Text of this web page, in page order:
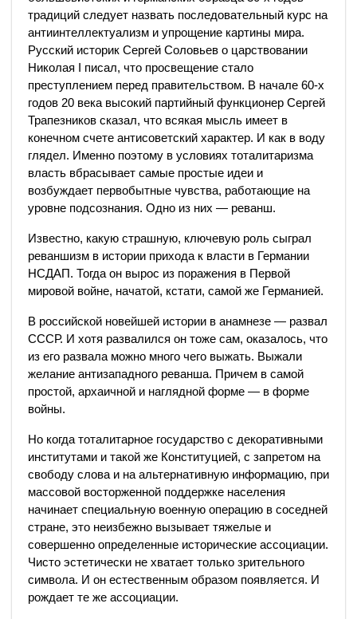
традиций следует назвать последовательный курс на
антиинтеллектуализм и упрощение картины мира.
Русский историк Сергей Соловьев о царствовании
Николая I писал, что просвещение стало
преступлением перед правительством. В начале 60-х
годов 20 века высокий партийный функционер Сергей
Трапезников сказал, что всякая мысль имеет в
конечном счете антисоветский характер. И как в воду
глядел. Именно поэтому в условиях тоталитаризма
власть вбрасывает самые простые идеи и
возбуждает первобытные чувства, работающие на
уровне подсознания. Одно из них — реванш.
Известно, какую страшную, ключевую роль сыграл
реваншизм в истории прихода к власти в Германии
НСДАП. Тогда он вырос из поражения в Первой
мировой войне, начатой, кстати, самой же Германией.
В российской новейшей истории в анамнезе — развал
СССР. И хотя развалился он тоже сам, оказалось, что
из его развала можно много чего выжать. Выжали
желание антизападного реванша. Причем в самой
простой, архаичной и наглядной форме — в форме
войны.
Но когда тоталитарное государство с декоративными
институтами и такой же Конституцией, с запретом на
свободу слова и на альтернативную информацию, при
массовой восторженной поддержке населения
начинает специальную военную операцию в соседней
стране, это неизбежно вызывает тяжелые и
совершенно определенные исторические ассоциации.
Чисто эстетически не хватает только зрительного
символа. И он естественным образом появляется. И
рождает те же ассоциации.